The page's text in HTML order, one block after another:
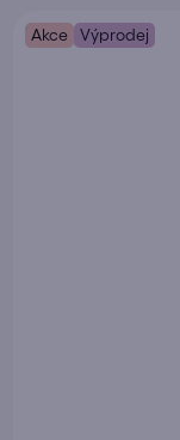
Akce Výprodej